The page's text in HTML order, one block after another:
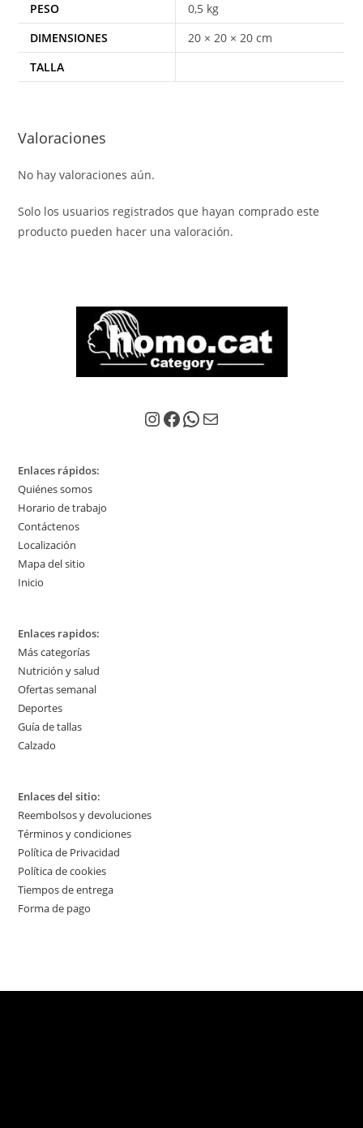
PESO
0,5 kg
DIMENSIONES
20 × 20 × 20 cm
TALLA
Valoraciones
No hay valoraciones aún.
Solo los usuarios registrados que hayan comprado este
producto pueden hacer una valoración.
Instagram
Facebook
WhatsApp
Correo electrónico
Enlaces rápidos:
Quiénes somos
Horario de trabajo
Contáctenos
Localización
Mapa del sitio
Inicio
Enlaces rapidos:
Más categorías
Nutrición y salud
Ofertas semanal
Deportes
Guía de tallas
Calzado
Enlaces del sitio:
Reembolsos y devoluciones
Términos y condiciones
Política de Privacidad
Política de cookies
Tiempos de entrega
Forma de pago